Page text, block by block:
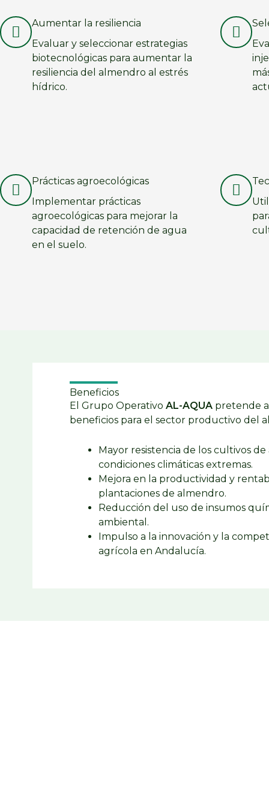
Aumentar la resiliencia
Evaluar y seleccionar estrategias
biotecnológicas para aumentar la
resiliencia del almendro al estrés
hídrico.
Prácticas agroecológicas
Implementar prácticas
agroecológicas para mejorar la
capacidad de retención de agua
en el suelo.
Beneficios
El Grupo Operativo AL-AQUApretende
beneficios para el sector productivo del
Mayor resistencia de los cultivos
condiciones climáticas extremas.
Mejora en la productividad y
plantaciones de almendro.
Reducción del uso de insumos
ambiental.
Impulso a la innovación y la
agrícola en Andalucía.